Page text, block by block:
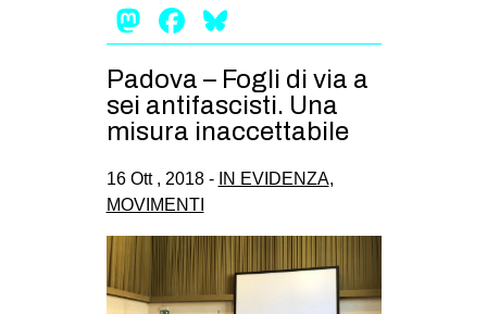
GENERI
MIGRAZIONI
PRECARIATO
REPRESSIONE
CULTURE
ARTE
CINEMA
Mastodon
Facebook
Padova – Fogli di via a
sei antifascisti. Una
misura inaccettabile
16 Ott , 2018 - IN EVIDENZA,
MOVIMENTI